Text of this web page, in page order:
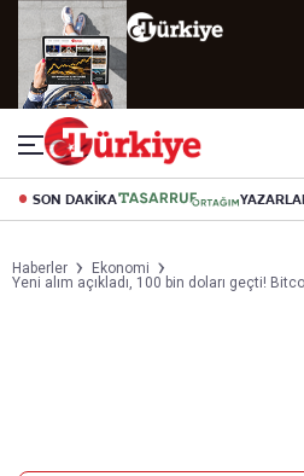
SON DAKİKA
Haberler
Ekonomi
Yeni alım açıkladı, 100 bin doları geçti!